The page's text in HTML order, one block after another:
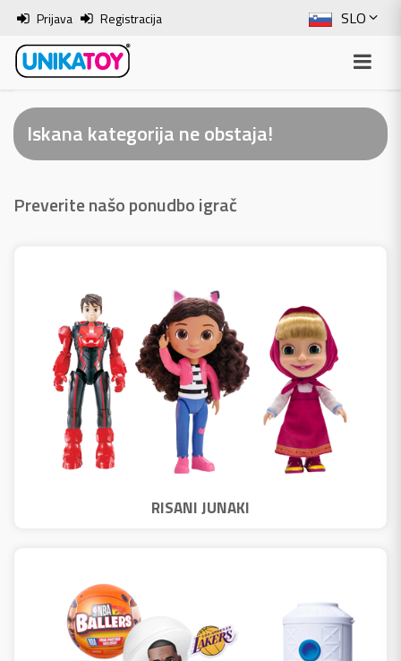
SLO
ENG
ITA
Prijava Registracija
Iskana kategorija ne obstaja!
Preverite našo ponudbo igrač
RISANI JUNAKI